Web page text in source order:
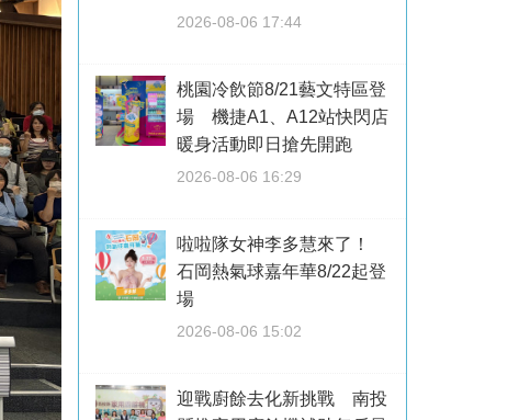
2026-08-06 17:44
桃園冷飲節8/21藝文特區登
場 機捷A1、A12站快閃店
暖身活動即日搶先開跑
2026-08-06 16:29
啦啦隊女神李多慧來了！
石岡熱氣球嘉年華8/22起登
場
2026-08-06 15:02
迎戰廚餘去化新挑戰 南投